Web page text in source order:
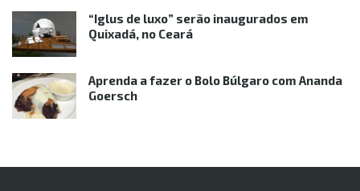
“Iglus de luxo” serão inaugurados em
Quixadá, no Ceará
Aprenda a fazer o Bolo Búlgaro com Ananda
Goersch